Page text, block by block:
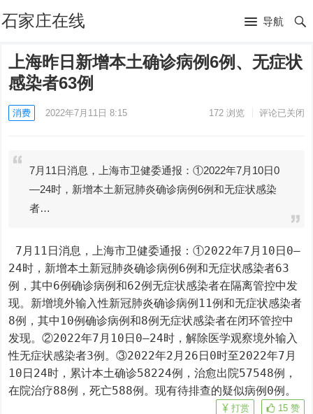
石家庄在线 导航
上海昨日新增本土确诊病例6例、无症状
感染者63例
消费 2022年7月11日 8:15 172浏览 评论已关闭
7月11日消息，上海市卫健委通报：①2022年7月10日0
—24时，新增本土新冠肺炎确诊病例6例和无症状感染
者…
24时，新增本土新冠肺炎确诊病例6例和无症状感染者63
例，其中6例确诊病例和62例无症状感染者在隔离管控中发
现。新增境外输入性新冠肺炎确诊病例11例和无症状感染者
8例，其中10例确诊病例和8例无症状感染者在闭环管控中
发现。②2022年7月10日0—24时，解除医学观察境外输入
性无症状感染者3例。③2022年2月26日0时至2022年7月
10日24时，累计本土确诊58224例，治愈出院57548例，
在院治疗88例，死亡588例。现有待排查的疑似病例0例。
15 赞
打赏